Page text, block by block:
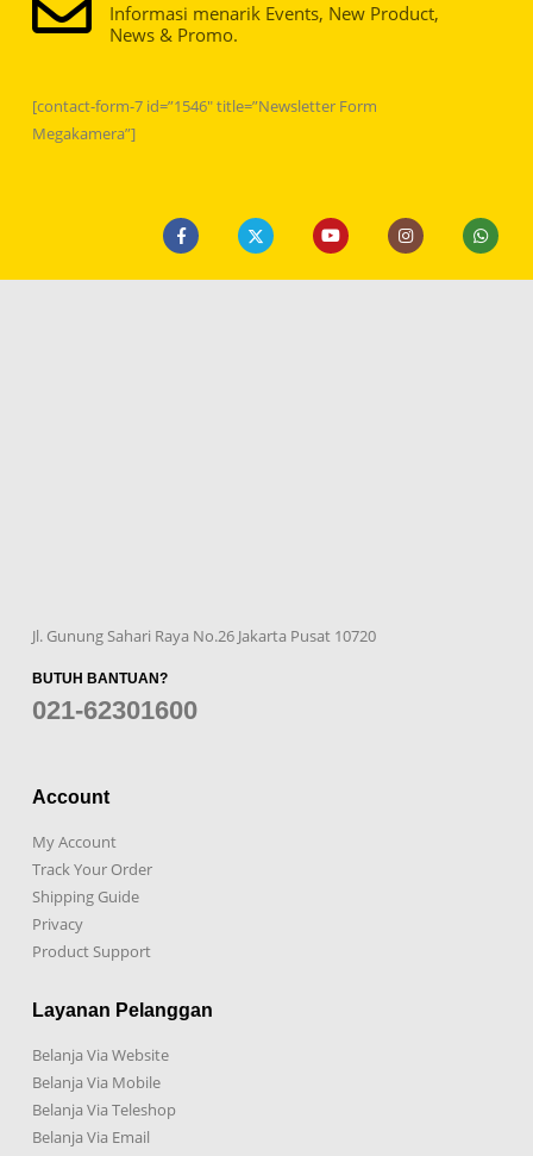
Informasi menarik Events, New Product,
News & Promo.
[contact-form-7 id=”1546″ title=”Newsletter Form
Megakamera”]
Jl. Gunung Sahari Raya No.26 Jakarta Pusat 10720
BUTUH BANTUAN?
021-62301600
Account
My Account
Track Your Order
Shipping Guide
Privacy
Product Support
Layanan Pelanggan
Belanja Via Website
Belanja Via Mobile
Belanja Via Teleshop
Belanja Via Email